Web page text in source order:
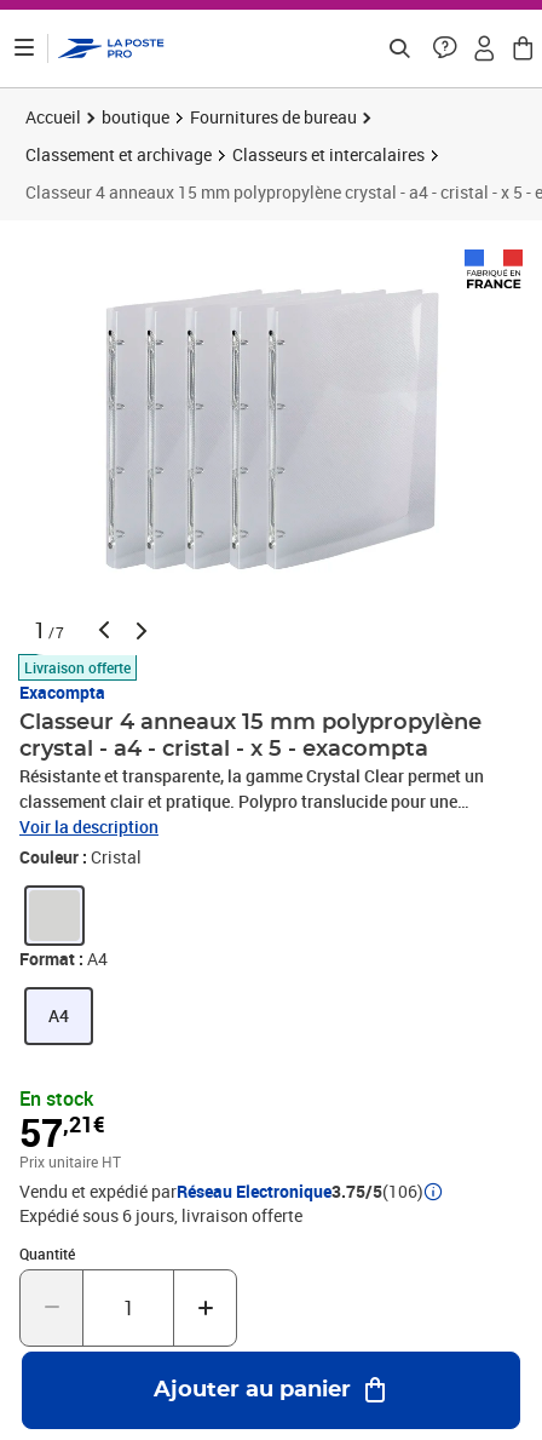
Accueil boutique
Fournitures de bureau
Classement et archivage
Classeurs et intercalaires
Classeur 4 anneaux 15 mm polypropylène crystal - a4 - cristal - x 5 -
1 /7
Livraison offerte
Exacompta
Classeur 4 anneaux 15 mm polypropylène
crystal - a4 - cristal - x 5 - exacompta
Résistante et transparente, la gamme Crystal Clear permet un
classement clair et pratique. Polypro translucide pour une
meilleure visualisation du contenu. Un classeur souple qui résiste
aux manipulations multiples. Format A4, adapté au classement de
Voir la description
Couleur : Cristal
Format : A4
A4
En stock
57,21€
Prix unitaire HT
Vendu et expédié parRéseau Electronique3.75/5(106)
Expédié sous 6 jours livraison offerte
Quantité
Quantité : 1
Ajouter au panier